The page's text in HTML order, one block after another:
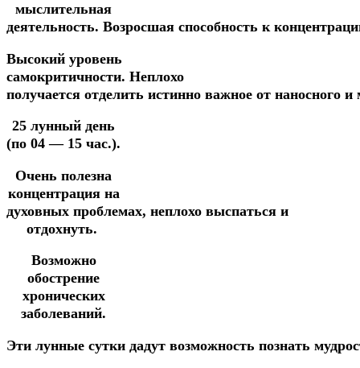
мыслительная
деятельность. Возросшая способность к
Высокий уровень
самокритичности. Неплохо
получается отделить истинно важное от наносного и
25 лунный день
(по 04 — 15 час.).
Очень полезна
концентрация на
духовных проблемах, неплохо выспаться и
отдохнуть.
Возможно
обострение
хронических
заболеваний.
Эти лунные сутки дадут возможность познать